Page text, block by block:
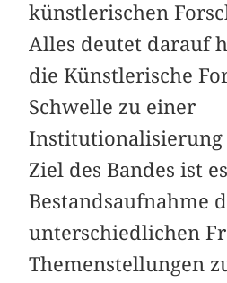
künstlerischen
Alles deutet darauf
die Künstlerische
Schwelle zu einer
Institutionalisierung
Ziel des Bandes ist
Bestandsaufnahme
unterschiedlichen
Themenstellungen